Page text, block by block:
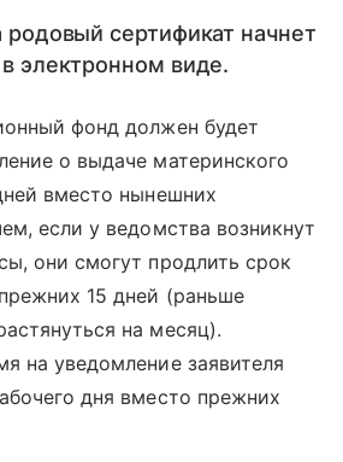
родовый сертификат начнет
электронном виде.
фонд должен будет
о выдаче материнского
вместо нынешних
если у ведомства возникнут
они смогут продлить срок
15 дней (раньше
на месяц).
на уведомление заявителя
дня вместо прежних